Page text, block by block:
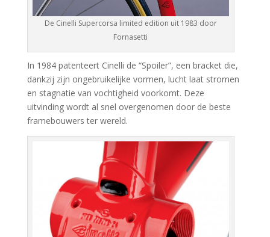
De Cinelli Supercorsa limited edition uit 1983 door
Fornasetti
In 1984 patenteert Cinelli de “Spoiler”, een bracket die,
dankzij zijn ongebruikelijke vormen, lucht laat stromen
en stagnatie van vochtigheid voorkomt. Deze
uitvinding wordt al snel overgenomen door de beste
framebouwers ter wereld.